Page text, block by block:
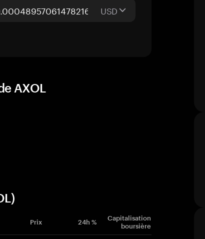
USD
AXOL
Prix 24h %
Capitalisation
boursière